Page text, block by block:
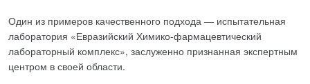
Один из примеров качественного подхода — испытательная
лаборатория «Евразийский Химико-фармацевтический
лабораторный комплекс», заслуженно признанная экспертным
центром в своей области.